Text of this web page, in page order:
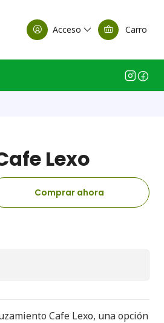
Acceso Carro
Lexo
Comprar ahora
Cafe Lexo, una opción